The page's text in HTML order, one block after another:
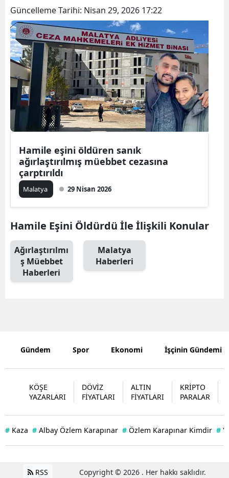
Bilecik
Bingöl
Bitlis
Bolu
Burdur
Bursa
Eskişehir
Gaziantep
Giresun
Hakkari
Isparta
Güncelleme Tarihi: Nisan 29, 2026 17:22
Hamile eşini öldüren sanık
ağırlaştırılmış müebbet cezasına
çarptırıldı
Malatya 29 Nisan 2026
Hamile Eşini Öldürdü İle İlişkili Konular
Ağırlaştırılmı
ş Müebbet
Haberleri
Malatya
Haberleri
Gündem Spor Ekonomi İşçinin Gündemi
KÖŞE
YAZARLARI
DÖVİZ
FİYATLARI
ALTIN
FİYATLARI
KRİPTO
PARALAR
# Kaza # Albay Özlem Karapınar # Özlem Karapınar Kimdir #
RSS Copyright © 2026 . Her hakkı saklıdır.